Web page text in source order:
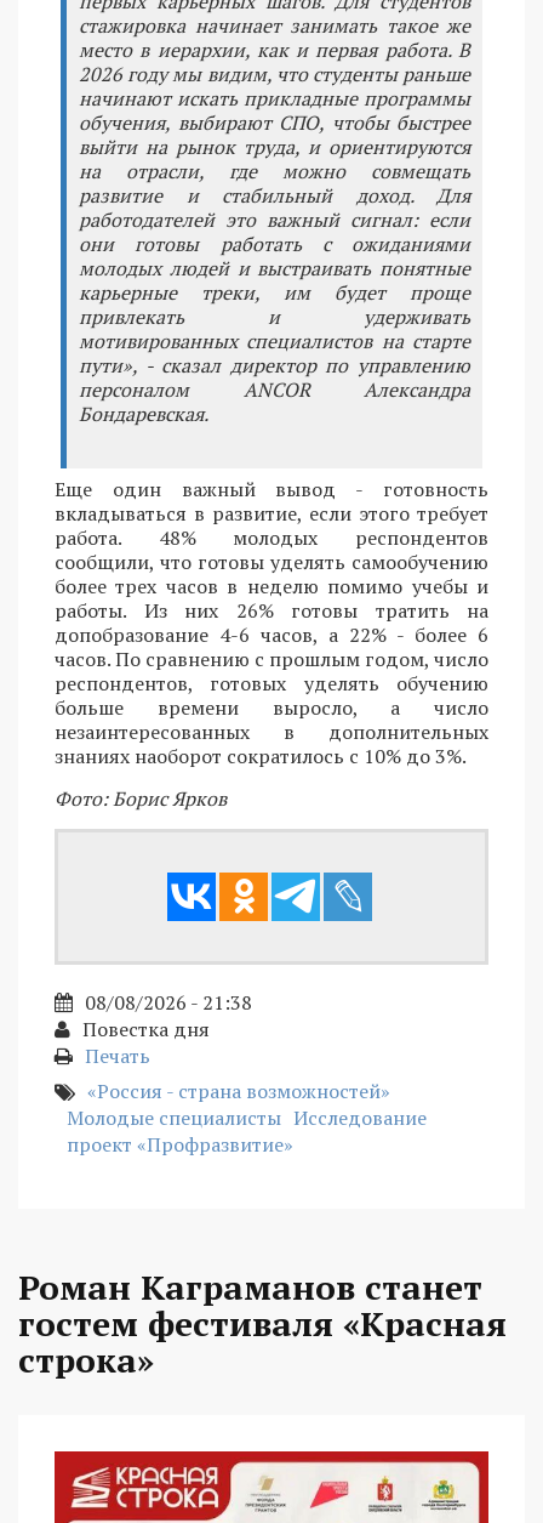
стажировка начинает занимать такое же
место в иерархии, как и первая работа. В
2026 году мы видим, что студенты раньше
начинают искать прикладные программы
обучения, выбирают СПО, чтобы быстрее
выйти на рынок труда, и ориентируются
на отрасли, где можно совмещать
развитие и стабильный доход. Для
работодателей это важный сигнал: если
они готовы работать с ожиданиями
молодых людей и выстраивать понятные
карьерные треки, им будет проще
привлекать и удерживать
мотивированных специалистов на старте
пути», - сказал директор по управлению
персоналом ANCOR Александра
Бондаревская.
Еще один важный вывод - готовность
вкладываться в развитие, если этого требует
работа. 48% молодых респондентов
сообщили, что готовы уделять самообучению
более трех часов в неделю помимо учебы и
работы. Из них 26% готовы тратить на
допобразование 4-6 часов, а 22% - более 6
часов. По сравнению с прошлым годом, число
респондентов, готовых уделять обучению
больше времени выросло, а число
незаинтересованных в дополнительных
знаниях наоборот сократилось с 10% до 3%.
Фото: Борис Ярков
08/08/2026 - 21:38
Повестка дня
Печать
«Россия - страна возможностей»
Молодые специалисты Исследование
проект «Профразвитие»
Роман Каграманов станет
гостем фестиваля «Красная
строка»